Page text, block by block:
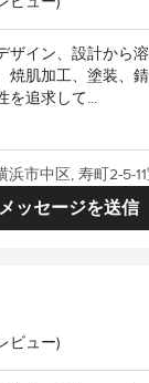
ザイン、設計から
焼肌加工、塗装、
を追求して...
メッセージを送信
市中区, 寿町2-5-
ビュー)